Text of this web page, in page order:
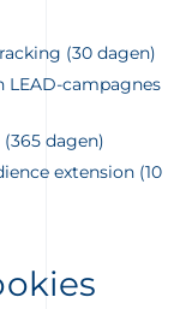
(30 dagen)
LEAD-campagnes
dagen)
extension (10